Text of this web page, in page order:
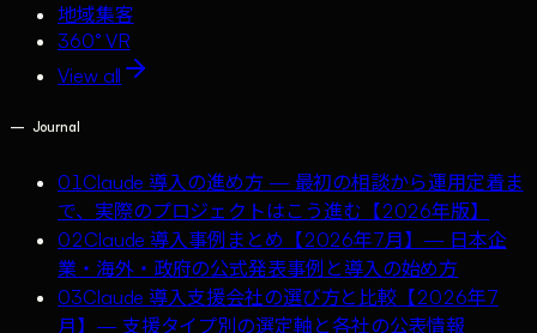
地域集客
360° VR
View all
— Journal
01 Claude 導入の進め方 — 最初の相談から運用定着ま
で、実際のプロジェクトはこう進む【2026年版】
02Claude 導入事例まとめ【2026年7月】— 日本企
業・海外・政府の公式発表事例と導入の始め方
03Claude 導入支援会社の選び方と比較【2026年7
月】— 支援タイプ別の選定軸と各社の公表情報